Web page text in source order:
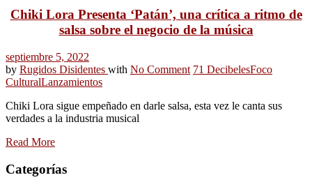
Chiki Lora Presenta ‘Patán’, una crítica a ritmo de
salsa sobre el negocio de la música
septiembre 5, 2022
by Rugidos Disidentes with No Comment 71 DecibelesFoco
CulturalLanzamientos
Chiki Lora sigue empeñado en darle salsa, esta vez le canta sus
verdades a la industria musical
Read More
Categorías